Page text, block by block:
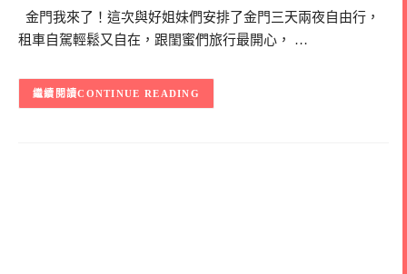
金門我來了！這次與好姐妹們安排了金門三天兩夜自由行，
租車自駕輕鬆又自在，跟閨蜜們旅行最開心， …
CONTINUE READING